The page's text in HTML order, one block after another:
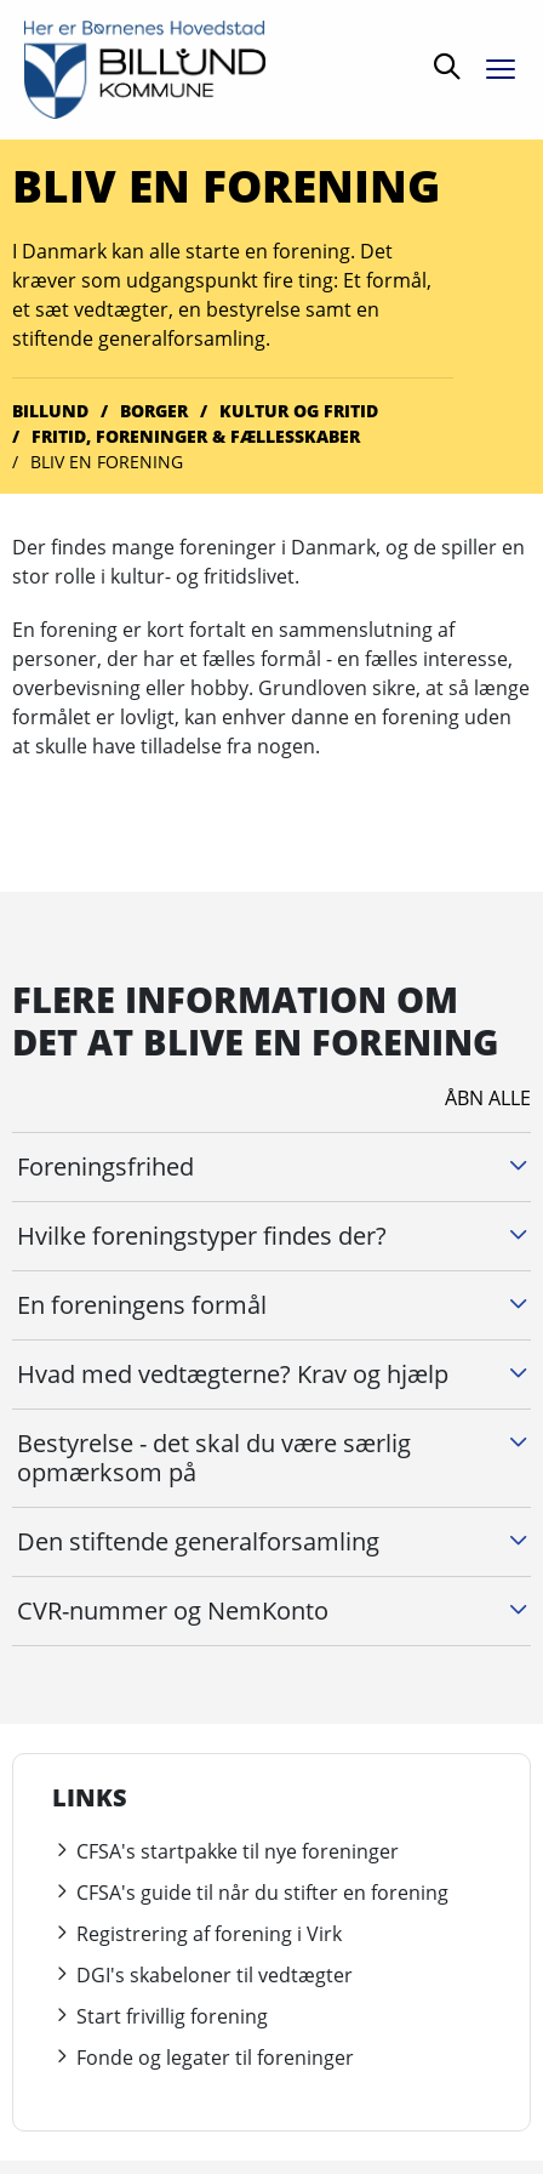
Søg
BLIV EN FORENING
I Danmark kan alle starte en forening. Det
kræver som udgangspunkt fire ting: Et formål,
et sæt vedtægter, en bestyrelse samt en
stiftende generalforsamling.
BILLUND BORGER
KULTUR OG FRITID
FRITID, FORENINGER & FÆLLES­SKABER
BLIV EN FORENING
Der findes mange foreninger i Danmark, og de spiller en
stor rolle i kultur- og fritidslivet.
En forening er kort fortalt en sammenslutning af
personer, der har et fælles formål - en fælles interesse,
overbevisning eller hobby. Grundloven sikre, at så længe
formålet er lovligt, kan enhver danne en forening uden
at skulle have tilladelse fra nogen.
FLERE INFORMATION OM
DET AT BLIVE EN FORENING
ÅBN ALLE
Foreningsfrihed
Hvilke foreningstyper findes der?
En foreningens formål
Hvad med vedtægterne? Krav og hjælp
Bestyrelse - det skal du være særlig
opmærksom på
Den stiftende generalforsamling
CVR-nummer og NemKonto
LINKS
CFSA's startpakke til nye foreninger
CFSA's guide til når du stifter en forening
Registrering af forening i Virk
DGI's skabeloner til vedtægter
Start frivillig forening
Fonde og legater til foreninger